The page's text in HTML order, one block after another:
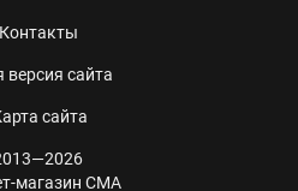
версия сайта
сайта
магазин CMA